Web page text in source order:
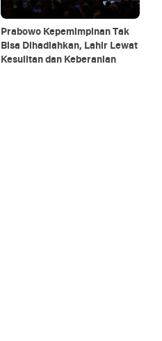
Prabowo Kepemimpinan Tak
Bisa Dihadiahkan, Lahir Lewat
Kesulitan dan Keberanian